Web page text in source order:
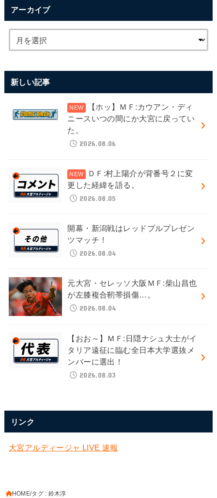
アーカイブ
新しい記事
【ホッ】ＭＦ:カウアン・ディ
ニースいつの間にか大宮に戻ってい
た。
2026.08.06
ＤＦ:村上陽介が背番号２に変
更した経緯を語る。
2026.08.05
開幕・新潟戦はレッドブルプレゼン
ツマッチ！
2026.08.04
元大宮・セレッソ大阪ＭＦ:柴山昌也
が左膝複合靭帯損傷…。
2026.08.04
【おお～】ＭＦ:日隠ナシュ大士がイ
タリア遠征に臨む全日本大学選抜メ
ンバーに選出！
2026.08.03
リンク
大宮アルディージャ LIVE 速報
HOME タグ : 鈴木淳